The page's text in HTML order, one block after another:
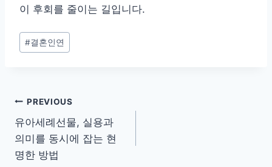
이 후회를 줄이는 길입니다.
Post
Tags:
#결혼인연
글
탐
색
PREVIOUS
유아세례선물, 실용과
의미를 동시에 잡는 현
명한 방법